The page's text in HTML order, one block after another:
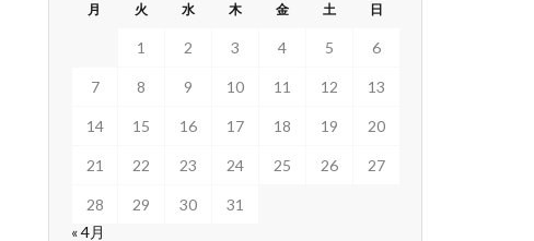
月 火 水 木 金 土 日
1 2 3 4 5 6
7 8 9 10 11 12 13
14 15 16 17 18 19 20
21 22 23 24 25 26 27
28 29 30
31
« 4月